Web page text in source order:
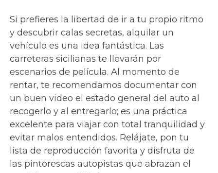
Si prefieres la libertad de ir a tu propio ritmo
y descubrir calas secretas, alquilar un
vehículo es una idea fantástica. Las
carreteras sicilianas te llevarán por
escenarios de película. Al momento de
rentar, te recomendamos documentar con
un buen video el estado general del auto al
recogerlo y al entregarlo; es una práctica
excelente para viajar con total tranquilidad y
evitar malos entendidos. Relájate, pon tu
lista de reproducción favorita y disfruta de
las pintorescas autopistas que abrazan el